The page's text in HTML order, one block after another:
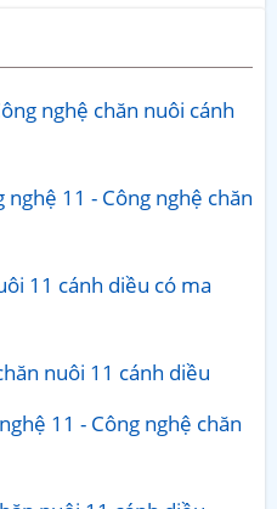
nghệ chăn nuôi cánh
11 - Công nghệ chăn
11 cánh diều có ma
nuôi 11 cánh diều
11 - Công nghệ chăn